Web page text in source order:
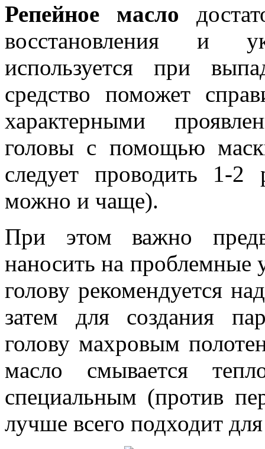
Репейное масло
восстановления и
используется при
средство поможет
характерными
головы с помощью
следует проводить 1-
можно и чаще).
При этом важно
наносить на проблемные
голову рекомендуется
затем для создания
голову махровым
масло смывается
специальным (против
лучше всего подходит